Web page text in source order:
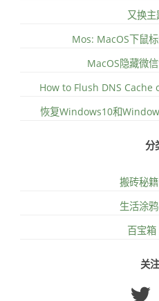
又换主
Mos: MacOS下鼠
MacOS隐藏微
How to Flush DNS
恢复Windows10和
分
搬砖秘
生活涂
百宝箱
关